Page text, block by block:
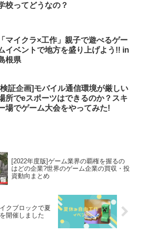
校ってどうなの？
「マイクラ×工作」親子で遊べるゲー
イベントで地方を盛り上げよう!! in
根県
証企画]モバイル通信環境が厳しい
所でeスポーツはできるのか？スキ
場でゲーム大会をやってみた!
[2022年度版]ゲーム業界の覇権を握るの
はどの企業?世界のゲーム企業の買収・投
資動向まとめ
クブロックで夏
開催しました